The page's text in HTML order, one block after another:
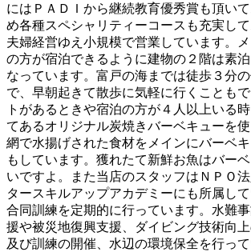
にはＰＡＤＩから継続教育優秀賞も頂い
め各種スペシャリティーコースも充実し
夫婦経営ゆえ小規模で営業しています。
の方が宿泊できるように建物の２階は素
なっています。富戸の海までは徒歩３分
で、早朝起きて散歩に気軽に行くことも
トがあるときや宿泊の方が４人以上いる
てあるオリジナル炭焼きバーベキューを
網で水揚げされた食材をメインにバーベ
もしています。獲れたて新鮮お魚はバー
いですよ。また当店のスタッフはＮＰＯ
タースキルアップアカデミーにも所属し
合同訓練を定期的に行っています。水難
援や被災地復興支援、ダイビング技術向
及び訓練の開催、水辺の環境保全を行っ